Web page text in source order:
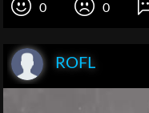
0 0
ROFL